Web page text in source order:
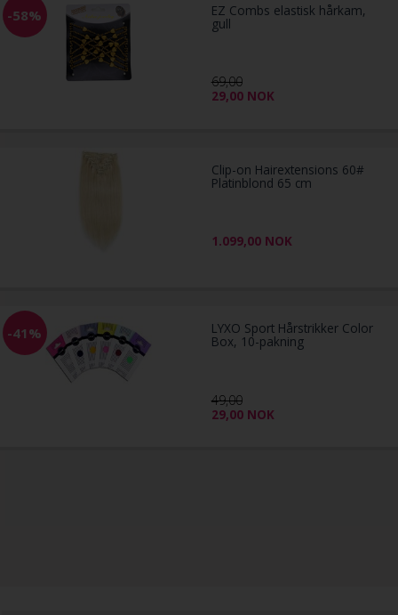
-58% EZ Combs elastisk hårkam,
gull
69,00
29,00 NOK
Clip-on Hairextensions 60#
Platinblond 65 cm
1.099,00 NOK
-41% LYXO Sport Hårstrikker Color
Box, 10-pakning
49,00
29,00 NOK